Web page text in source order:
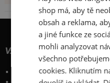
Vše o nákupu
Poštovné a způsoby
shop má, aby tě
obsah a reklama,
a jiné funkce ze
mohli analyzovat
všechno
cookies. Kliknutím